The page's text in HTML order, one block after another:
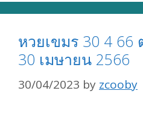
หวยเขมร 30 4 66
30 เมษายน 2566
30/04/2023 by zcooby